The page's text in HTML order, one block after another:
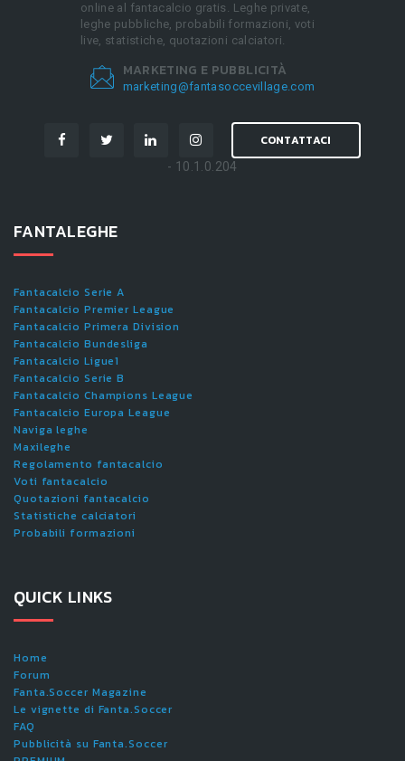
online al fantacalcio gratis. Leghe private,
leghe pubbliche, probabili formazioni, voti
live, statistiche, quotazioni calciatori.
MARKETING E PUBBLICITÀ
marketing@fantasoccevillage.com
CONTATTACI
- 10.1.0.204
FANTALEGHE
Fantacalcio Serie A
Fantacalcio Premier League
Fantacalcio Primera Division
Fantacalcio Bundesliga
Fantacalcio Ligue1
Fantacalcio Serie B
Fantacalcio Champions League
Fantacalcio Europa League
Naviga leghe
Maxileghe
Regolamento fantacalcio
Voti fantacalcio
Quotazioni fantacalcio
Statistiche calciatori
Probabili formazioni
QUICK LINKS
Home
Forum
Fanta.Soccer Magazine
Le vignette di Fanta.Soccer
FAQ
Pubblicità su Fanta.Soccer